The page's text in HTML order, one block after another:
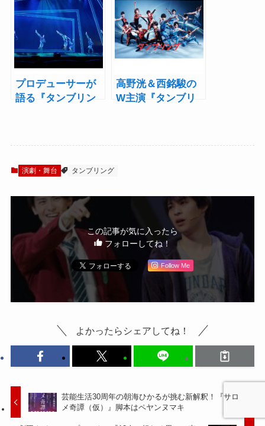
道』～誰が為にの
ぞみは走る～レポ
ート
魂”！舞台『タンブ
リング』Paraviで
アーカイブ配信
プロデューサーが
語る『タンブリン
あった」
高野洸＆西銘駿の
W主演『タンブリ
演劇・舞台 タンブリング
この記事が気に入ったら
フォローしてね！
Follow Me
よかったらシェアしてね！
芸能生活30周年の朝海ひかるが挑む新解釈！『サロ
メ奇譚（仮）』脚本はペヤンヌマキ